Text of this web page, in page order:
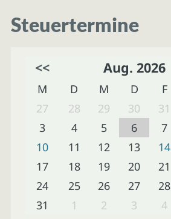
Steuertermine
<< Aug. 2026
M D M D F
27
28 29 30 31
3
4 5 6 7
10
11 12 13 14
17
18 19 20 21
24
25 26 27 28
31
1 2 3 4